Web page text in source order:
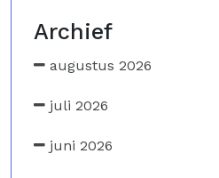
Archief
augustus 2026
juli 2026
juni 2026